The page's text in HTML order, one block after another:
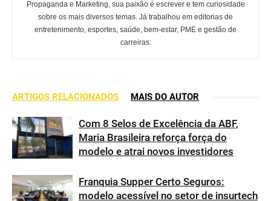
Propaganda e Marketing, sua paixão é escrever e tem curiosidade
sobre os mais diversos temas. Já trabalhou em editorias de
entretenimento, esportes, saúde, bem-estar, PME e gestão de
carreiras.
ARTIGOS RELACIONADOS MAIS DO AUTOR
Com 8 Selos de Excelência da ABF,
Maria Brasileira reforça força do
modelo e atrai novos investidores
Franquia Supper Certo Seguros:
modelo acessível no setor de insurtech